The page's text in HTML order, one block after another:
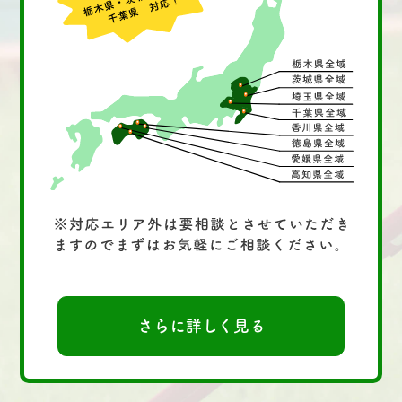
さらに詳しく見る